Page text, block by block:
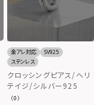
金アレ対応
SV925
ステンレス
クロッシングピアス/ヘリ
テイジ/シルバー925
（0）